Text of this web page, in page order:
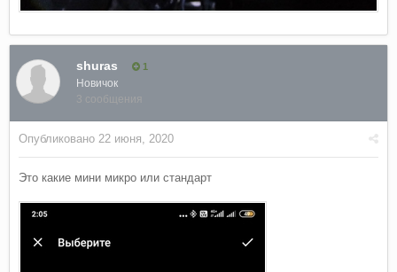
shuras 1
Новичок
3 сообщения
Опубликовано 22 июня, 2020
Это какие мини микро или стандарт